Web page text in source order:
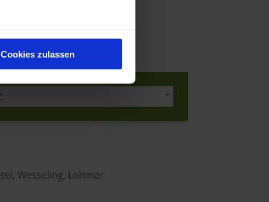
Cookies zulassen